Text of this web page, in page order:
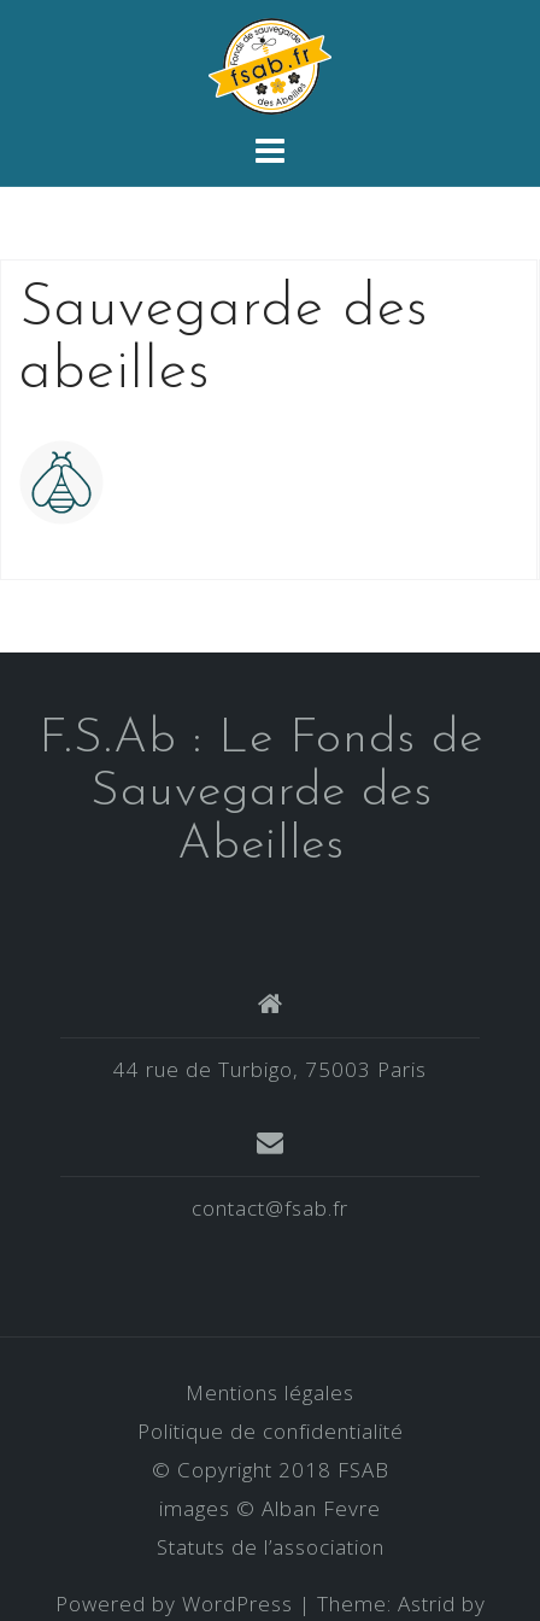
Sauvegarde des
abeilles
F.S.Ab : Le Fonds de
Sauvegarde des
Abeilles
44 rue de Turbigo, 75003 Paris
contact@fsab.fr
Mentions légales
Politique de confidentialité
© Copyright 2018 FSAB
images © Alban Fevre
Statuts de l’association
Powered by WordPress | Theme: Astrid by